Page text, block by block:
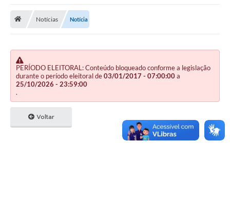
Notícias Notícia
PERÍODO ELEITORAL: Conteúdo bloqueado conforme a legislação
durante o período eleitoral de03/01/2017 - 07:00:00a
25/10/2026 - 23:59:00
.
Voltar